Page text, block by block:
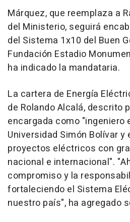
Márquez, que reemplaza a
del Ministerio, seguirá
del Sistema 1x10 del Buen
Fundación Estadio
ha indicado la mandataria.
La cartera de Energía
de Rolando Alcalá, descrito
encargada como "ingeniero
Universidad Simón Bolívar
proyectos eléctricos con
nacional e internacional".
compromiso y la
fortaleciendo el Sistema
nuestro país", ha agregado